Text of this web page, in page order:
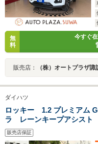
無
料
今すぐ
販売店： （株）オートプラザ諏
ダイハツ
ロッキー 1.2 プレミアム
ラ レーンキープアシスト
置
販売店保証